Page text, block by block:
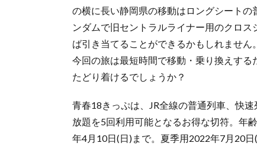
の横に長い静岡県の移動はロングシート
ンダムで旧セントラルライナー用のクロ
ば引き当てることができるかもしれません。
今回の旅は最短時間で移動・乗り換えす
たどり着けるでしょうか？
青春18きっぷは、JR全線の普通列車、快
放題を5回利用可能となるお得な切符。年
年4月10日(日)まで。夏季用2022年7月20